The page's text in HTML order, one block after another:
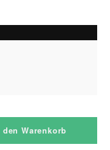
den Warenkorb